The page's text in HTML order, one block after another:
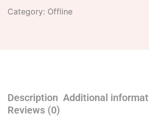
Category: Offline
Description Additional
Reviews (0)